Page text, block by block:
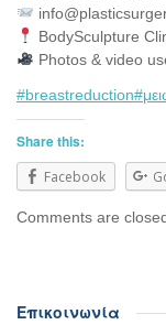
BodySculpture
Photos & video
#breastreduction
Share this:
Facebook
Comments are
Επικοινωνία